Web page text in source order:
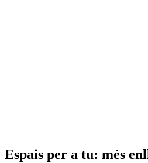
Espais per a tu: més